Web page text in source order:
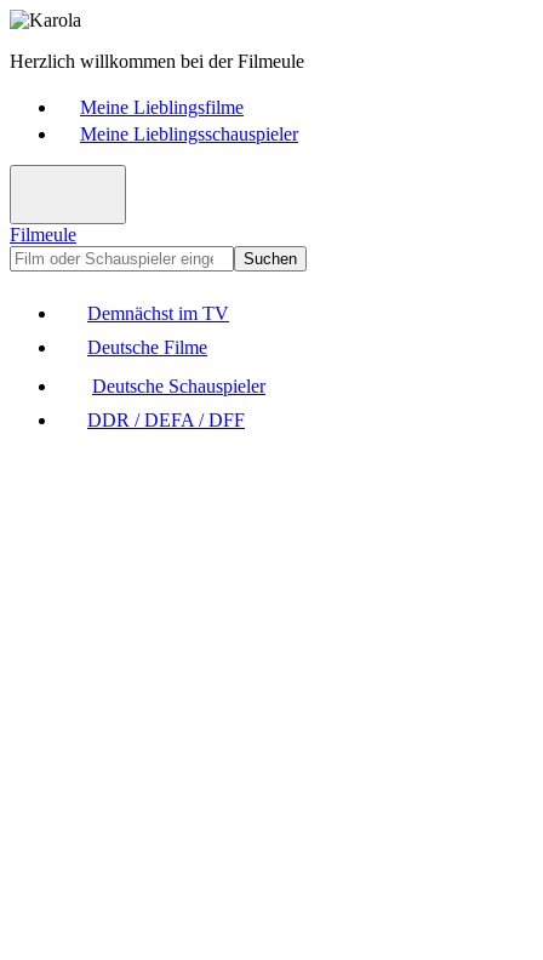
Herzlich willkommen bei der Filmeule
Meine Lieblingsfilme
Meine Lieblingsschauspieler
Filmeule
Suchen
Demnächst im TV
Deutsche Filme
Deutsche Schauspieler
DDR / DEFA / DFF